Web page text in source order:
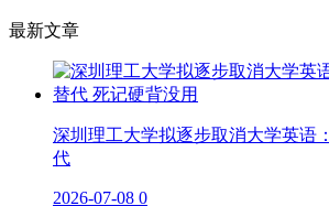
最新文章
深圳理工大学拟逐步取消大学英语
代
2026-07-08 0